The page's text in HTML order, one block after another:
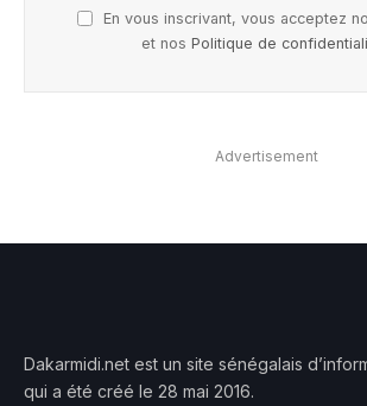
En vous inscrivant, vous acceptez
et nos Politique de
Advertisement
Dakarmidi.net est un site sénégalais
qui a été créé le 28 mai 2016.